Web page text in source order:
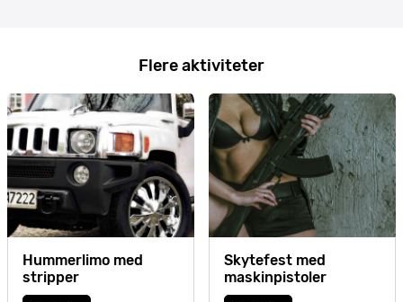
Flere aktiviteter
Hummerlimo med
stripper
Skytefest med
maskinpistoler